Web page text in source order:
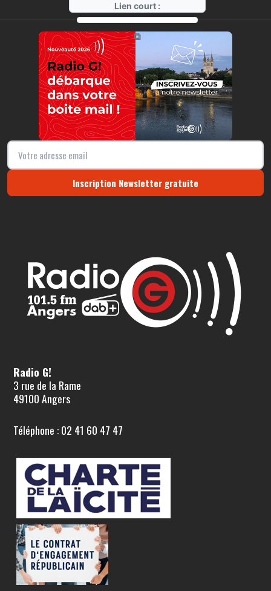
Lien court :
https://radio-g.fr?21982
⧉
Inscription Newsletter gratuite
Radio G!
3 rue de la Rame
49100 Angers
Téléphone : 02 41 60 47 47